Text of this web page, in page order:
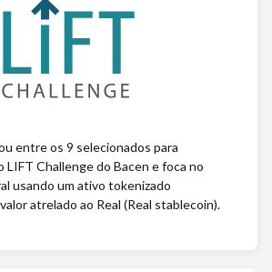
entre os 9 selecionados para
LIFT Challenge do Bacen e foca no
usando um ativo tokenizado
atrelado ao Real (Real stablecoin).